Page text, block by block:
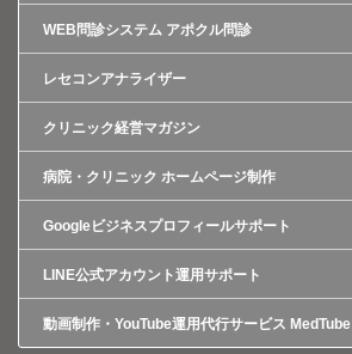
WEB問診システム アポクル問診
レセコンアナライザー
クリニック経営マガジン
病院・クリニック ホームページ制作
Googleビジネスプロフィールサポート
LINE公式アカウント運用サポート
動画制作・YouTube運用代行サービス MedTube